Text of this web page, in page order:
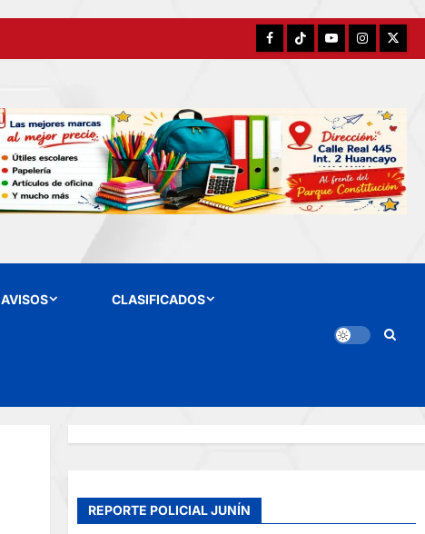
FacebookTikTokYouTubeInstagram
X
AVISOS CLASIFICADOS
REPORTE POLICIAL JUNÍN